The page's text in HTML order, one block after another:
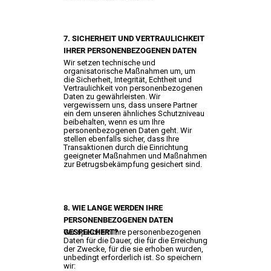
7. SICHERHEIT UND VERTRAULICHKEIT
IHRER PERSONENBEZOGENEN DATEN
Wir setzen technische und
organisatorische Maßnahmen um, um
die Sicherheit, Integrität, Echtheit und
Vertraulichkeit von personenbezogenen
Daten zu gewährleisten. Wir
vergewissern uns, dass unsere Partner
ein dem unseren ähnliches Schutzniveau
beibehalten, wenn es um Ihre
personenbezogenen Daten geht. Wir
stellen ebenfalls sicher, dass Ihre
Transaktionen durch die Einrichtung
geeigneter Maßnahmen und Maßnahmen
zur Betrugsbekämpfung gesichert sind.
8. WIE LANGE WERDEN IHRE
PERSONENBEZOGENEN DATEN
GESPEICHERT?
Wir speichern Ihre personenbezogenen
Daten für die Dauer, die für die Erreichung
der Zwecke, für die sie erhoben wurden,
unbedingt erforderlich ist. So speichern
wir: